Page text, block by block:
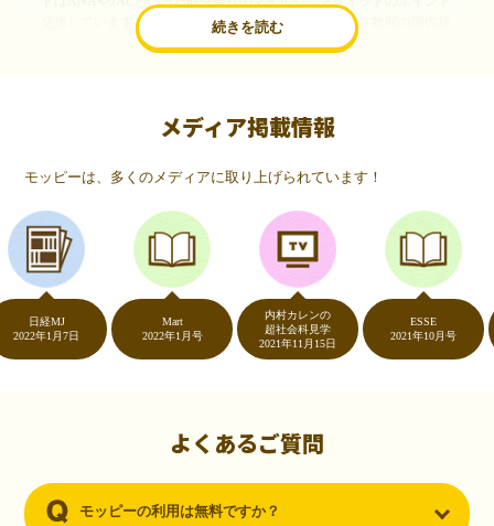
続きを読む
交換しています。このようにすることで、ほぼ無料で年数回の国内旅
行や海外旅行を実現しています。モッピーは陸マイラーや旅行好きに
いつものネットショッピングが、モッピーでお得
（20代・女性）
友達に勧められてモッピーをはじめました。空いた時間にスマホで買
い物をすることが多いのですが、モッピーを経由するだけでショップ
のポイントとモッピーのポイントが二重で貯まることを知り、ビック
リ…！いつものネットショッピングをモッピーを経由するだけでポイ
ントが貯まるなんて…もっと早く教えてほしかった～！貯まったポイ
ントはギフト券に交換して、プチ贅沢を楽しんでます♪
（30代・男性）
ーを知りました。クレジットカードを発行するだけでポイントが貯ま
るならと無料登録して、クレジットカードの発行やアプリダウンロー
メディア掲載情報
モッピーは、多くのメディアに取り上げられています！
経MJ
年1月7日
2022年1月号
内村カレンの
超社会科見学
2021年11月15日
2021年10月号
ノ
よくあるご質問
モッピーの利用は無料ですか？